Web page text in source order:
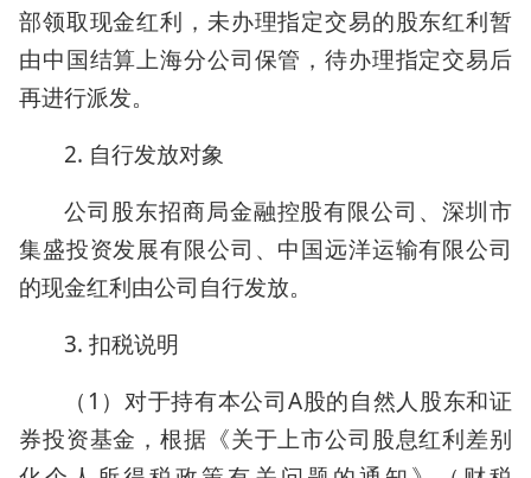
部领取现金红利，未办理指定交易的股东红利暂
由中国结算上海分公司保管，待办理指定交易后
再进行派发。
2. 自行发放对象
公司股东招商局金融控股有限公司、深圳市
集盛投资发展有限公司、中国远洋运输有限公司
的现金红利由公司自行发放。
3. 扣税说明
（1）对于持有本公司A股的自然人股东和证
券投资基金，根据《关于上市公司股息红利差别